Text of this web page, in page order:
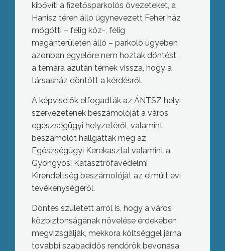
kibővíti a fizetősparkolós övezeteket, a
Hanisz téren álló úgynevezett Fehér ház
mögötti – félig köz-, félig
magánterületen álló – parkoló ügyében
azonban egyelőre nem hoztak döntést,
a témára azután térnek vissza, hogy a
társasház döntött a kérdésről.
A képviselők elfogadták az ÁNTSZ helyi
szervezetének beszámolóját a város
egészségügyi helyzetéről, valamint
beszámolót hallgattak meg az
Egészségügyi Kerekasztal valamint a
Gyöngyösi Katasztrófavédelmi
Kirendeltség beszámolóját az elmúlt évi
tevékenységéről.
Döntés született arról is, hogy a város
közbiztonságának növelése érdekében
megvizsgálják, mekkora költséggel járna
további szabadidős rendőrök bevonása